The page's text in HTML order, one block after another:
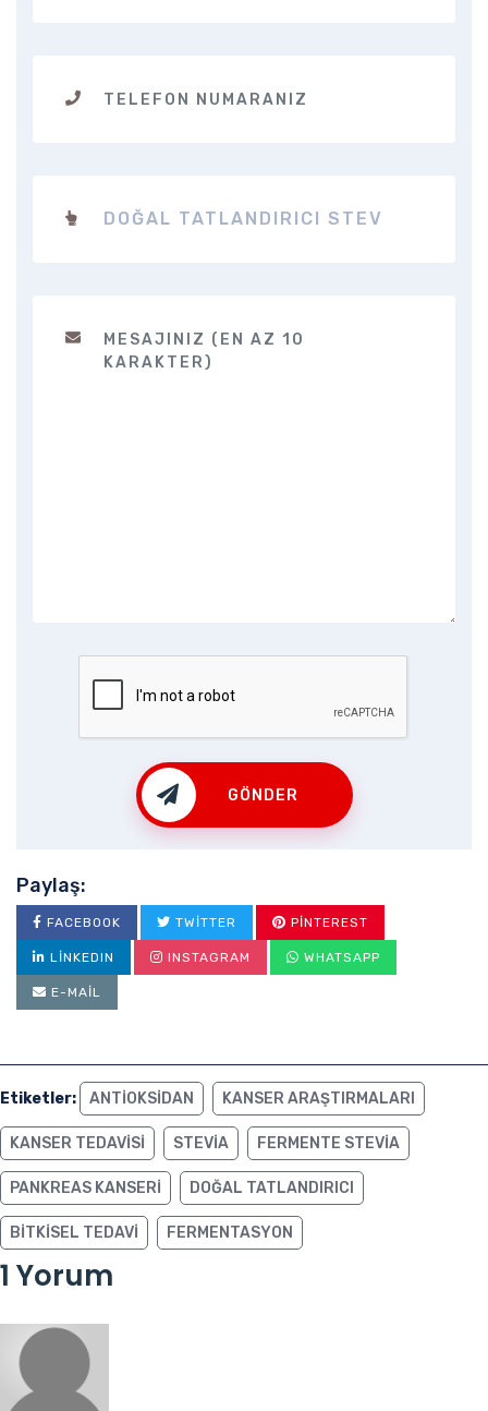
GÖNDER
Paylaş:
FACEBOOK TWITTER PINTEREST
LINKEDIN INSTAGRAM WHATSAPP
E-MAIL
Etiketler: ANTIOKSIDAN KANSER ARAŞTIRMALARI
KANSER TEDAVISI STEVIA FERMENTE STEVIA
PANKREAS KANSERI DOĞAL TATLANDIRICI
BITKISEL TEDAVI FERMENTASYON
1 Yorum